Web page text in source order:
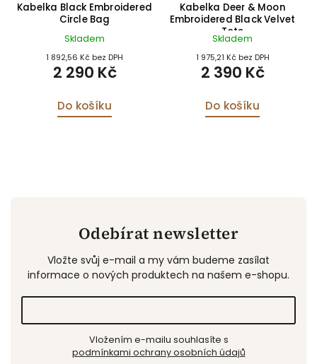
Kabelka Black Embroidered
Circle Bag
Skladem
1 892,56 Kč bez DPH
2 290 Kč
Do košíku
Kabelka Deer & Moon
Embroidered Black Velvet
Tote
Skladem
1 975,21 Kč bez DPH
2 390 Kč
Do košíku
Odebírat newsletter
Vložte svůj e-mail a my vám budeme zasílat
informace o nových produktech na našem e-shopu.
podmínkami ochrany osobních údajů